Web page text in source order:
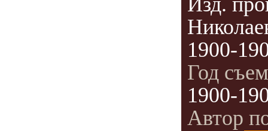
1900-
Год
1900-
Автор